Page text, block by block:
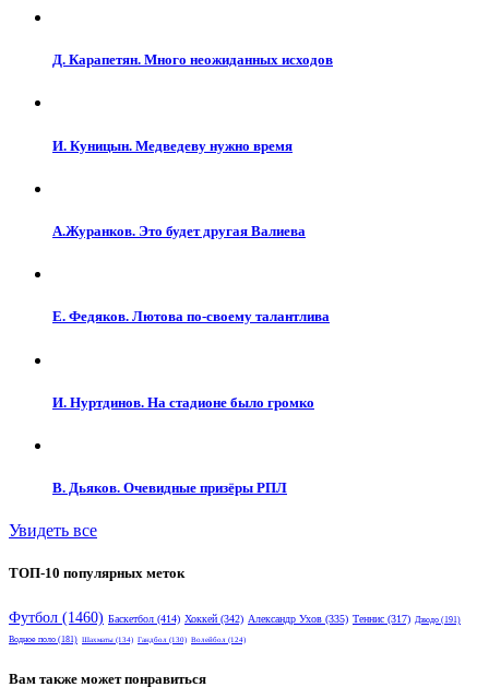
Д. Карапетян. Много неожиданных исходов
И. Куницын. Медведеву нужно время
А.Журанков. Это будет другая Валиева
Е. Федяков. Лютова по-своему талантлива
И. Нуртдинов. На стадионе было громко
В. Дьяков. Очевидные призёры РПЛ
Увидеть все
ТОП-10 популярных меток
Футбол (1460) Баскетбол (414) Хоккей (342) Александр Ухов (335) Теннис (317) Дзюдо (191)
Водное поло (181) Шахматы (134) Гандбол (130) Волейбол (124)
Вам также может понравиться